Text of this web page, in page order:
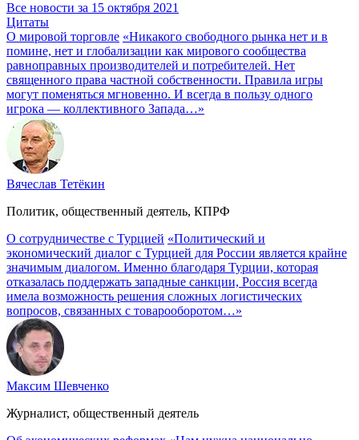
Все новости за 15 октября 2021
Цитаты
О мировой торговле «Никакого свободного рынка нет и в
помине, нет и глобализации как мирового сообщества
равноправных производителей и потребителей. Нет
священного права частной собственности. Правила игры
могут поменяться мгновенно. И всегда в пользу одного
игрока — коллективного Запада…»
Вячеслав Тетёкин
Политик, общественный деятель, КПРФ
О сотрудничестве с Турцией «Политический и
экономический диалог с Турцией для России является крайне
значимым диалогом. Именно благодаря Турции, которая
отказалась поддержать западные санкции, Россия всегда
имела возможность решения сложных логистических
вопросов, связанных с товарооборотом…»
Максим Шевченко
Журналист, общественный деятель